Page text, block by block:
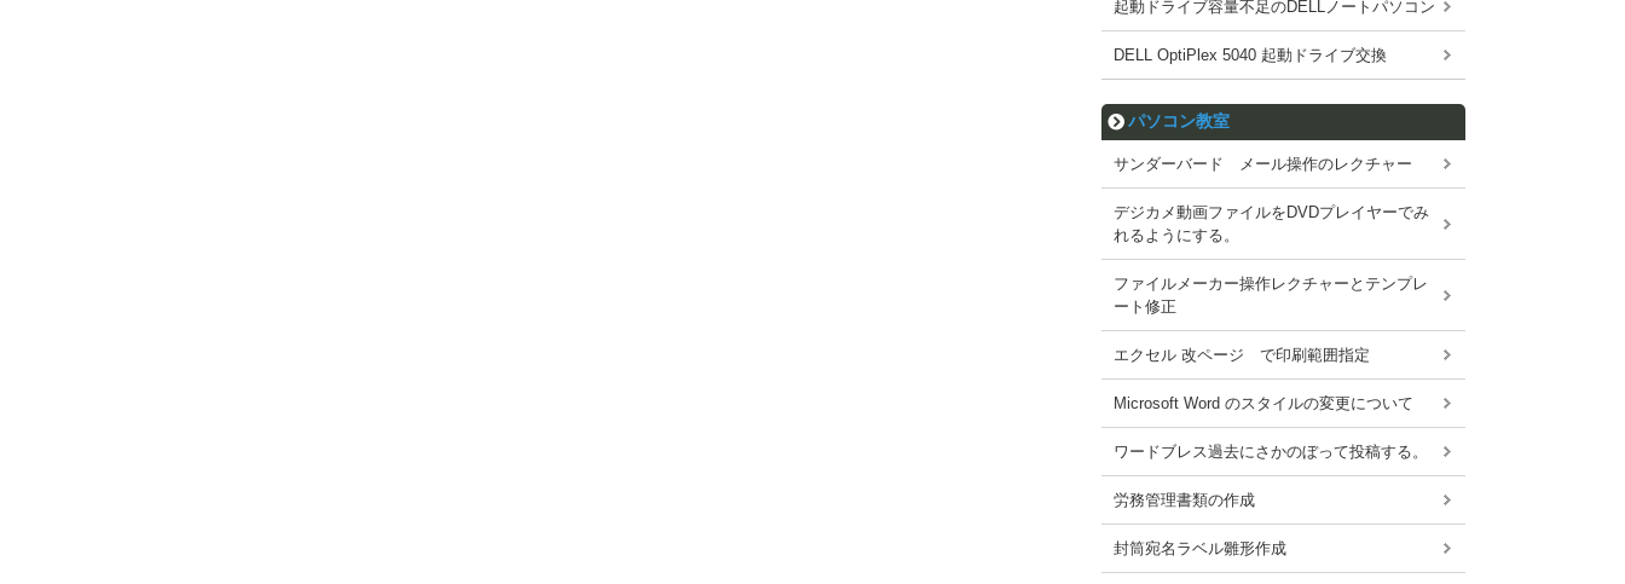
起動ドライブ容量不足のDELLノートパソコン
DELL OptiPlex 5040 起動ドライブ交換
パソコン教室
サンダーバード メール操作のレクチャー
デジカメ動画ファイルをDVDプレイヤーでみ
れるようにする。
ファイルメーカー操作レクチャーとテンプレ
ート修正
エクセル 改ページ で印刷範囲指定
Microsoft Word のスタイルの変更について
ワードブレス過去にさかのぼって投稿する。
労務管理書類の作成
封筒宛名ラベル雛形作成